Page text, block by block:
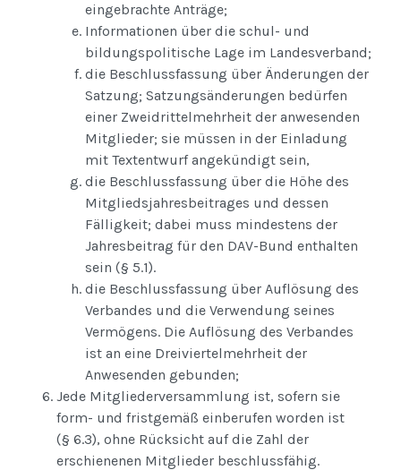
eingebrachte Anträge;
Informationen über die schul- und
bildungspolitische Lage im Landesverband;
die Beschlussfassung über Änderungen der
Satzung; Satzungsänderungen bedürfen
einer Zweidrittelmehrheit der anwesenden
Mitglieder; sie müssen in der Einladung
mit Textentwurf angekündigt sein,
die Beschlussfassung über die Höhe des
Mitgliedsjahresbeitrages und dessen
Fälligkeit; dabei muss mindestens der
Jahresbeitrag für den DAV-Bund enthalten
sein (§ 5.1).
die Beschlussfassung über Auflösung des
Verbandes und die Verwendung seines
Vermögens. Die Auflösung des Verbandes
ist an eine Dreiviertelmehrheit der
Anwesenden gebunden;
Jede Mitgliederversammlung ist, sofern sie
form- und fristgemäß einberufen worden ist
(§ 6.3), ohne Rücksicht auf die Zahl der
erschienenen Mitglieder beschlussfähig.